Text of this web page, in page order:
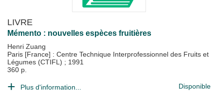
LIVRE
Mémento : nouvelles espèces fruitières
Henri Zuang
Paris [France] : Centre Technique Interprofessionnel des Fruits et
Légumes (CTIFL) ; 1991
360 p.
Plus d'information... Disponible